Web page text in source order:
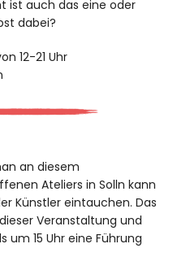
ist auch das eine oder
dabei?
12-21 Uhr
an diesem
Ateliers in Solln kann
Künstler eintauchen. Das
Veranstaltung und
15 Uhr eine Führung